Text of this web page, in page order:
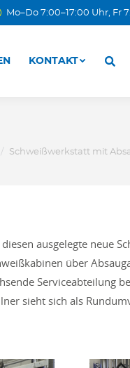
Mo–Do 7:00–17:00 Uhr, Fr
KONTAKT
Schweißwerkstatt mit
ausgelegte neue
über
Serviceabteilung
sieht sich als